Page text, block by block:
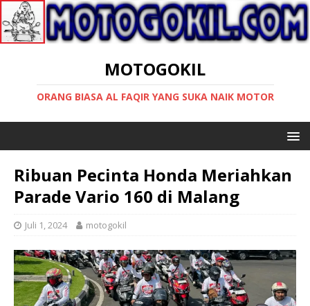
MOTOGOKIL
ORANG BIASA AL FAQIR YANG SUKA NAIK MOTOR
Ribuan Pecinta Honda Meriahkan
Parade Vario 160 di Malang
Juli 1, 2024 motogokil